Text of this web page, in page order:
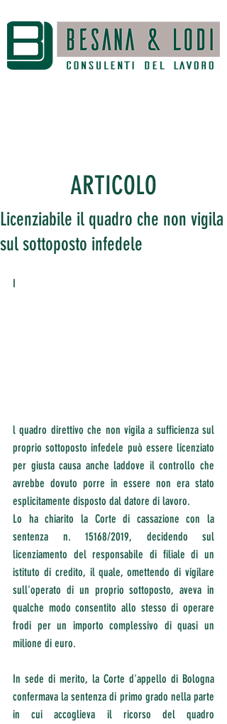
ARTICOLO
Licenziabile il quadro che non vigila
sul sottoposto infedele
I
l quadro direttivo che non vigila a sufficienza sul
proprio sottoposto infedele può essere licenziato
per giusta causa anche laddove il controllo che
avrebbe dovuto porre in essere non era stato
esplicitamente disposto dal datore di lavoro.
Lo ha chiarito la Corte di cassazione con la
sentenza n. 15168/2019, decidendo sul
licenziamento del responsabile di filiale di un
istituto di credito, il quale, omettendo di vigilare
sull'operato di un proprio sottoposto, aveva in
qualche modo consentito allo stesso di operare
frodi per un importo complessivo di quasi un
milione di euro.
In sede di merito, la Corte d'appello di Bologna
confermava la sentenza di primo grado nella parte
in cui accoglieva il ricorso del quadro